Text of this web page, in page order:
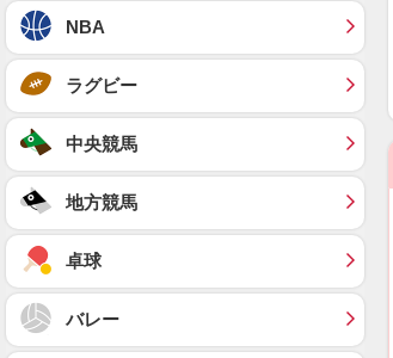
NBA
ラグビー
中央競馬
地方競馬
卓球
バレー